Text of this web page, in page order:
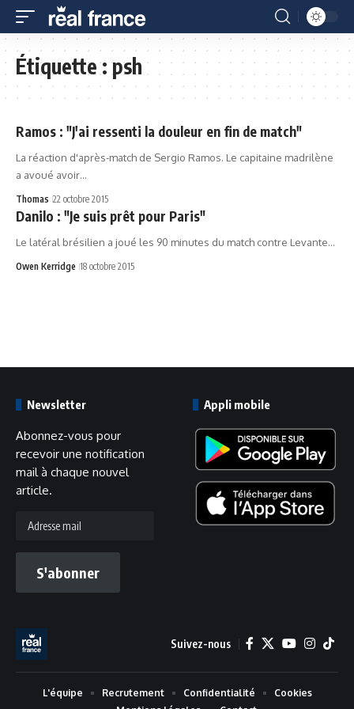
Étiquette :psh
Ramos : "J'ai ressenti la douleur en fin de match"
La réaction d'après-match de Sergio Ramos. Le capitaine madrilène
a avoué avoir…
Thomas 22 octobre 2015
Danilo : "Je suis prêt pour Paris"
Le latéral brésilien a joué les 90 minutes du match contre Levante…
Owen Kerridge 18 octobre 2015
Newsletter
Abonnez-vous pour
recevoir une notification
mail à chaque nouvel
article.
mail
S'abonner
Appli mobile
Suivez-nous
L'équipe Recrutement Confidentialité
Cookies